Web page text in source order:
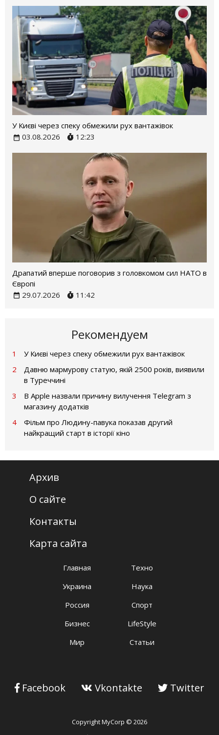
У Києві через спеку обмежили рух вантажівок
03.08.2026
12:23
Драпатий вперше поговорив з головкомом сил НАТО в
Європі
29.07.2026
11:42
Рекомендуем
1
У Києві через спеку обмежили рух вантажівок
2
Давню мармурову статую, якій 2500 років, виявили
в Туреччині
3
В Apple назвали причину вилучення Telegram з
магазину додатків
4
Фільм про Людину-павука показав другий
найкращий старт в історії кіно
Copyright MyCorp © 2026
Главная
Украина
Россия
Бизнес
Мир
Техно
Наука
Спорт
LifeStyle
Статьи
Facebook Vkontakte Twitter
Архив
О сайте
Контакты
Карта сайта